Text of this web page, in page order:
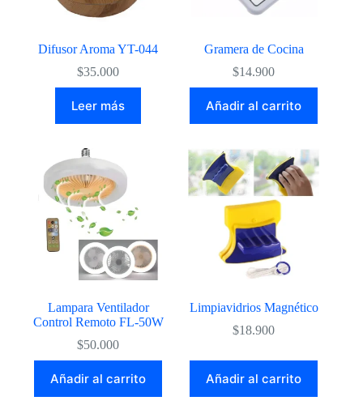
Difusor Aroma YT-044
$35.000
Leer más
Gramera de Cocina
$14.900
Añadir al carrito
Lampara Ventilador
Control Remoto FL-50W
$50.000
Añadir al carrito
Limpiavidrios Magnético
$18.900
Añadir al carrito